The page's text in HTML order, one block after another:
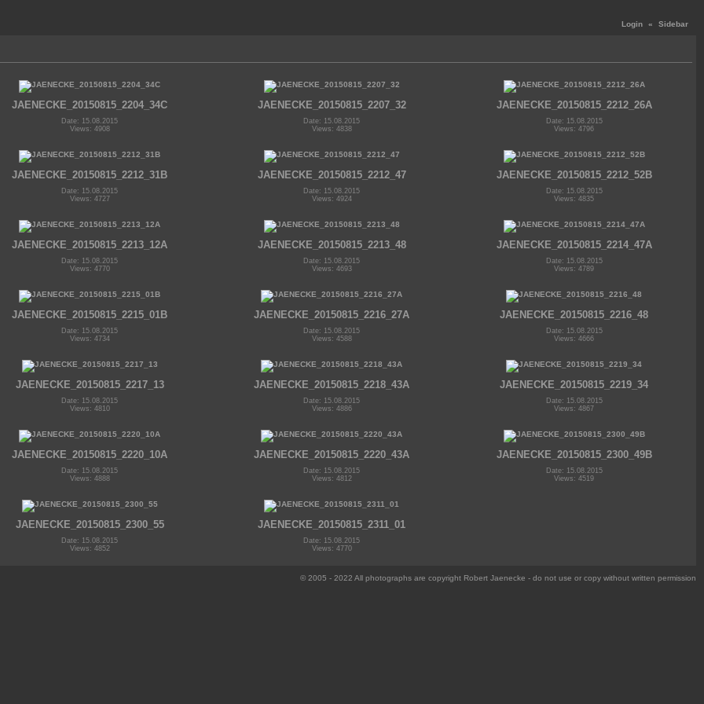
Login « Sidebar
JAENECKE_20150815_2204_34C
Date: 15.08.2015
Views: 4908
JAENECKE_20150815_2207_32
Date: 15.08.2015
Views: 4838
JAENECKE_20150815_2212_26A
Date: 15.08.2015
Views: 4796
JAENECKE_20150815_2212_31B
Date: 15.08.2015
Views: 4727
JAENECKE_20150815_2212_47
Date: 15.08.2015
Views: 4924
JAENECKE_20150815_2212_52B
Date: 15.08.2015
Views: 4835
JAENECKE_20150815_2213_12A
Date: 15.08.2015
Views: 4770
JAENECKE_20150815_2213_48
Date: 15.08.2015
Views: 4693
JAENECKE_20150815_2214_47A
Date: 15.08.2015
Views: 4789
JAENECKE_20150815_2215_01B
Date: 15.08.2015
Views: 4734
JAENECKE_20150815_2216_27A
Date: 15.08.2015
Views: 4588
JAENECKE_20150815_2216_48
Date: 15.08.2015
Views: 4666
JAENECKE_20150815_2217_13
Date: 15.08.2015
Views: 4810
JAENECKE_20150815_2218_43A
Date: 15.08.2015
Views: 4886
JAENECKE_20150815_2219_34
Date: 15.08.2015
Views: 4867
JAENECKE_20150815_2220_10A
Date: 15.08.2015
Views: 4888
JAENECKE_20150815_2220_43A
Date: 15.08.2015
Views: 4812
JAENECKE_20150815_2300_49B
Date: 15.08.2015
Views: 4519
JAENECKE_20150815_2300_55
Date: 15.08.2015
Views: 4852
JAENECKE_20150815_2311_01
Date: 15.08.2015
Views: 4770
© 2005 - 2022 All photographs are copyright Robert Jaenecke - do not use or copy without written permission